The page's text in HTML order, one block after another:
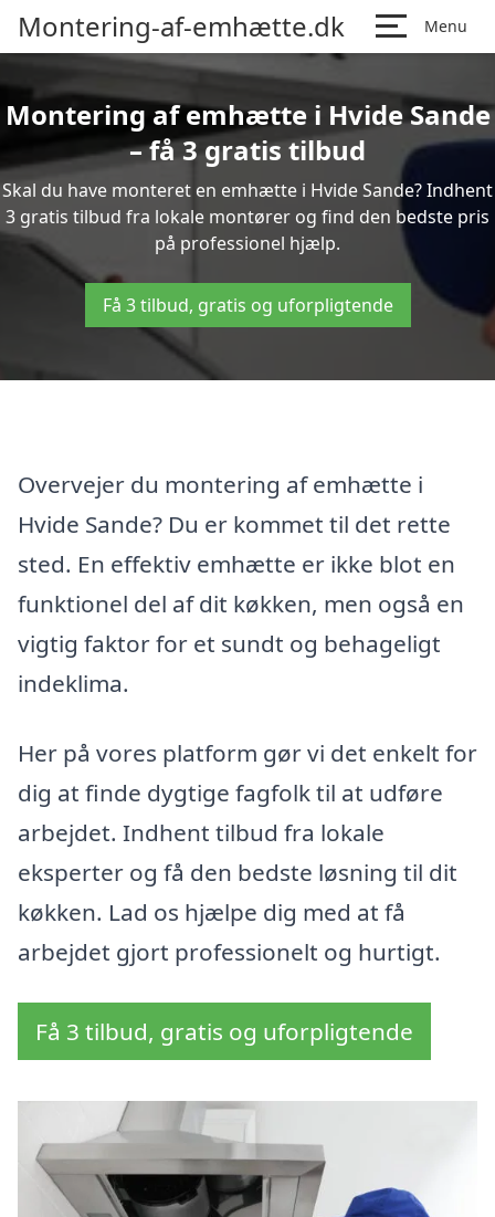
Montering-af-emhætte.dk Menu
Montering af emhætte i Hvide Sande
– få 3 gratis tilbud
Skal du have monteret en emhætte i Hvide Sande? Indhent
3 gratis tilbud fra lokale montører og find den bedste pris
på professionel hjælp.
Få 3 tilbud, gratis og uforpligtende
Overvejer du montering af emhætte i
Hvide Sande? Du er kommet til det rette
sted. En effektiv emhætte er ikke blot en
funktionel del af dit køkken, men også en
vigtig faktor for et sundt og behageligt
indeklima.
Her på vores platform gør vi det enkelt for
dig at finde dygtige fagfolk til at udføre
arbejdet. Indhent tilbud fra lokale
eksperter og få den bedste løsning til dit
køkken. Lad os hjælpe dig med at få
arbejdet gjort professionelt og hurtigt.
Få 3 tilbud, gratis og uforpligtende